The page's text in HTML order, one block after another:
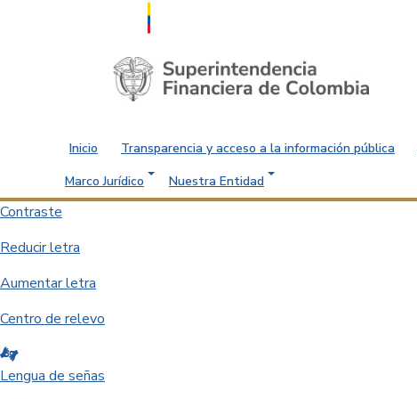
Saltar al contenido principal
Inicio Transparencia y acceso a la información pública
Marco Jurídico
Nuestra Entidad
Contraste
Reducir letra
Aumentar letra
Centro de relevo
Lengua de señas